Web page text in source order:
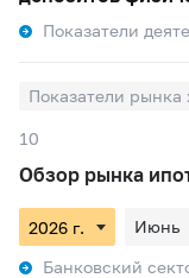
Показатели
10
Обзор рынка
Июнь
Банковский